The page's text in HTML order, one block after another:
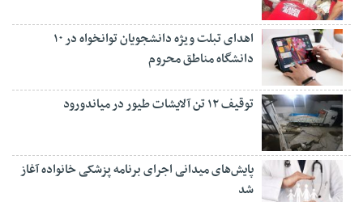
اهدای تبلت ویژه دانشجویان توانخواه در ۱۰
دانشگاه مناطق محروم
توقیف ۱۲ تن آلایشات طیور در میاندورود
پایش‌های میدانی اجرای برنامه پزشکی خانواده آغاز
شد